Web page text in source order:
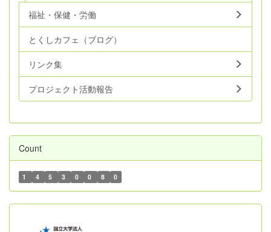
福祉・保健・労働
とくしカフェ（ブログ）
リンク集
プロジェクト活動報告
Count
1 4 5 3 0 0 8 0